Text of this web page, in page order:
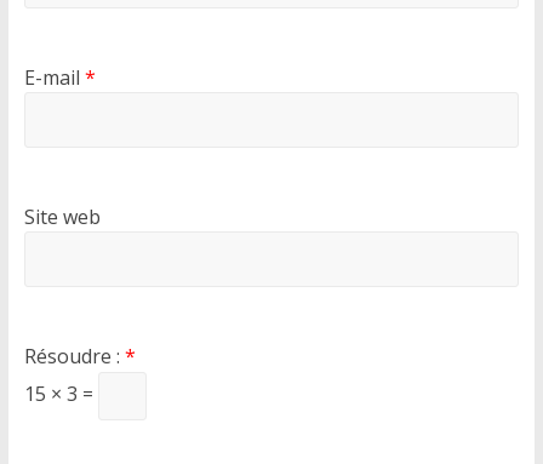
E-mail *
Site web
Résoudre : *
15 × 3 =